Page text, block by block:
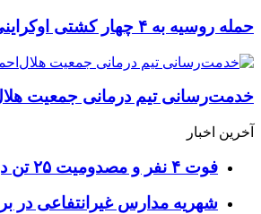
حمله روسیه به ۴ چهار کشتی اوکراینی در حال انتقال سلاح
خدمت‌رسانی تیم درمانی جمعیت
آخرین اخبار
فوت ۴ نفر و مصدومیت ۲۵ تن در عملیات‌های ۲۴ ساعته هلال احمر اصفهان
شهریه مدارس غیرانتفاعی